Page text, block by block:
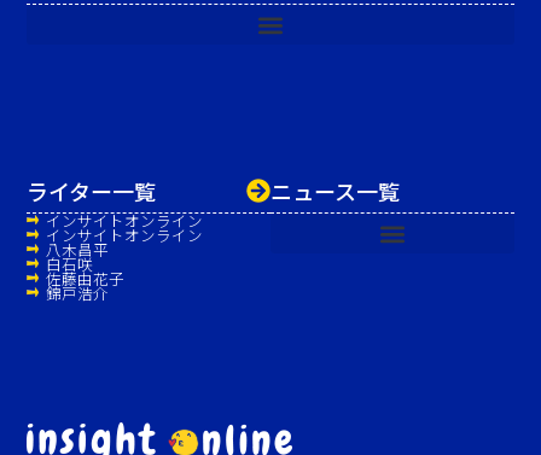
ニュース一覧
ライター一覧
インサイトオンライン
インサイトオンライン
八木昌平
白石咲
佐藤由花子
錦戸浩介